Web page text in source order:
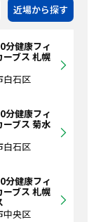
近場から探す
分健康フィ
ブス 札幌
白石区
分健康フィ
ブス 菊水
白石区
分健康フィ
ブス 札幌
中央区